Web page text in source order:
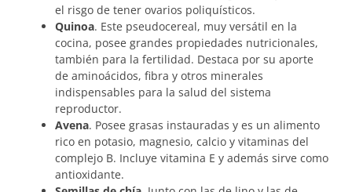
el risgo de tener ovarios poliquísticos.
Quinoa. Este pseudocereal, muy versátil en la
cocina, posee grandes propiedades nutricionales,
también para la fertilidad. Destaca por su aporte
de aminoácidos, fibra y otros minerales
indispensables para la salud del sistema
reproductor.
Avena. Posee grasas instauradas y es un alimento
rico en potasio, magnesio, calcio y vitaminas del
complejo B. Incluye vitamina E y además sirve como
antioxidante.